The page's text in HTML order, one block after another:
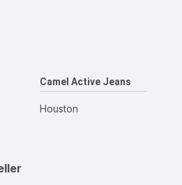
Camel Active Jeans
Houston